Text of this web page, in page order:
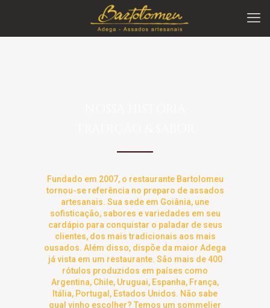
Fundado em 2007, o restaurante Bartolomeu
tornou-se referência no preparo de assados
artesanais. Sua sede em Goiânia, une
sofisticação, sabores e variedades em seu
cardápio para conquistar o paladar de seus
clientes, dos mais tradicionais aos mais
ousados. Além disso, dispõe da maior Adega
já vista em um restaurante. São mais de 400
rótulos produzidos em países como
Argentina, Chile, Uruguai, Espanha, França,
Itália, Portugal, Estados Unidos. Não sabe
qual vinho escolher? Temos um sommelier